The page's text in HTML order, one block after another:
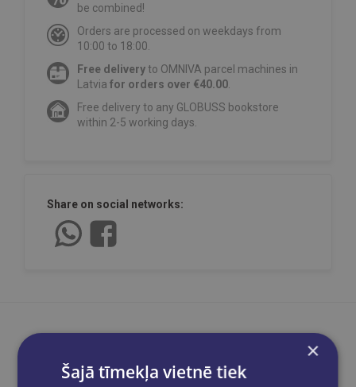
be combined!
Orders are processed on weekdays from
10:00 to 18:00.
Free deliveryto OMNIVA parcel machines in
Latvia for orders over €40.00
Free delivery to any GLOBUSS bookstore
within 2-5 working days.
Share on social networks:
×
Šajā tīmekļa vietnē tiek